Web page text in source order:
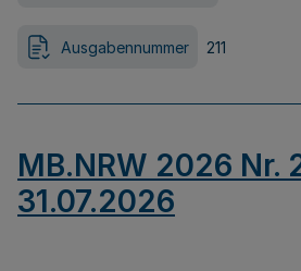
Ausgabennummer 211
MB.NRW 2026 Nr.
31.07.2026